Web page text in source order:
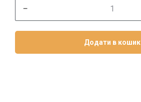
﹣
Додати в кошик